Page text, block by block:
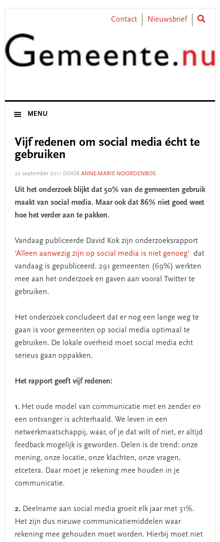
Skip
primary
navigation
Skip
content
Skip
primary
sidebar
Skip
footer
Contact Nieuwsbrief
MENU
Vijf redenen om social media écht te
gebruiken
22 september 2011 DOOR ANNE-MARIE NOORDENBOS
Uit het onderzoek blijkt dat 50% van de gemeenten gebruik
maakt van social media. Maar ook dat 86% niet goed weet
hoe het verder aan te pakken.
Vandaag publiceerde David Kok zijn onderzoeksrapport
‘Alleen aanwezig zijn op social media is niet genoeg’ dat
vandaag is gepubliceerd. 291 gemeenten (69%) werkten
mee aan het onderzoek en gaven aan vooral Twitter te
gebruiken.
Het onderzoek concludeert dat er nog een lange weg te
gaan is voor gemeenten op social media optimaal te
gebruiken. De lokale overheid moet social media echt
serieus gaan oppakken.
Het rapport geeft vijf redenen:
1. Het oude model van communicatie met en zender en
een ontvanger is achterhaald. We leven in een
netwerkmaatschappij, waar, of je dat wilt of niet, er altijd
feedback mogelijk is geworden. Delen is de trend: onze
mening, onze locatie, onze klachten, onze vragen,
etcetera. Daar moet je rekening mee houden in je
communicatie.
2. Deelname aan social media groeit elk jaar met 31%.
Het zijn dus nieuwe communicatiemiddelen waar
rekening mee gehouden moet worden. Hierbij moet niet